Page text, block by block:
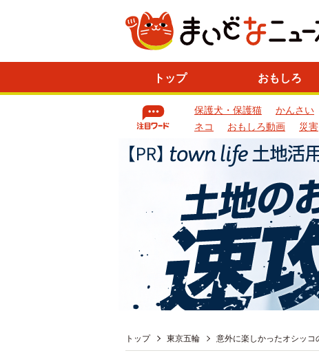
トップ おもしろ
保護犬・保護猫 かんさい
ネコ
おもしろ動画 災害
トップ 東京五輪 意外に楽しかったオシッ